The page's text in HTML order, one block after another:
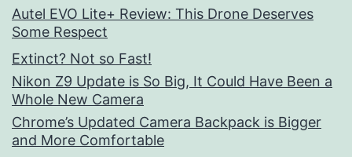
Autel EVO Lite+ Review: This Drone Deserves
Some Respect
Extinct? Not so Fast!
Nikon Z9 Update is So Big, It Could Have Been a
Whole New Camera
Chrome’s Updated Camera Backpack is Bigger
and More Comfortable